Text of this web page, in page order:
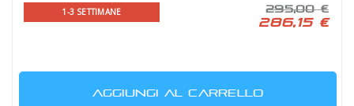
1-3 SETTIMANE 295,00 €
286,15 €
AGGIUNGI AL CARRELLO